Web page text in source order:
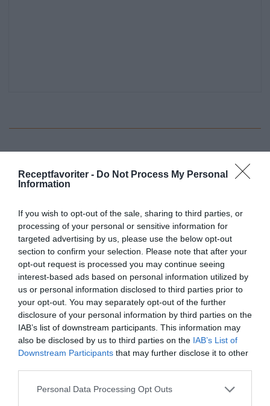
Receptfavoriter - Do Not Process My Personal
Information
If you wish to opt-out of the sale, sharing to third parties, or
processing of your personal or sensitive information for
targeted advertising by us, please use the below opt-out
section to confirm your selection. Please note that after your
opt-out request is processed you may continue seeing
interest-based ads based on personal information utilized by
us or personal information disclosed to third parties prior to
your opt-out. You may separately opt-out of the further
disclosure of your personal information by third parties on the
IAB’s list of downstream participants. This information may
also be disclosed by us to third parties on the IAB’s List of
Downstream Participants that may further disclose it to other
Personal Data Processing Opt Outs
Svensk mat
Ugnsrätter Foliepaket
E-mail Skriv ut
Medel:4.2(5röster)
Uppskattat näringsvärde per portion:
744 kcal
Publicerat: 2007-07-31,Uppdaterat: 2021-01-26
Författare:Henrik
Mattsson